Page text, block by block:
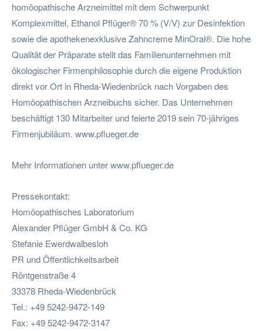
homöopathische Arzneimittel mit dem Schwerpunkt
Komplexmittel, Ethanol Pflüger® 70 % (V/V) zur Desinfektion
sowie die apothekenexklusive Zahncreme MinOral®. Die hohe
Qualität der Präparate stellt das Familienunternehmen mit
ökologischer Firmenphilosophie durch die eigene Produktion
direkt vor Ort in Rheda-Wiedenbrück nach Vorgaben des
Homöopathischen Arzneibuchs sicher. Das Unternehmen
beschäftigt 130 Mitarbeiter und feierte 2019 sein 70-jähriges
Firmenjubiläum. www.pflueger.de
Mehr Informationen unter www.pflueger.de
Pressekontakt:
Homöopathisches Laboratorium
Alexander Pflüger GmbH & Co. KG
Stefanie Ewerdwalbesloh
PR und Öffentlichkeitsarbeit
Röntgenstraße 4
33378 Rheda-Wiedenbrück
Tel.: +49 5242-9472-149
Fax: +49 5242-9472-3147